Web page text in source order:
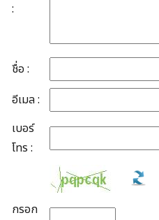
:
ชื่อ :
อีเมล :
เบอร์
โทร :
กรอก